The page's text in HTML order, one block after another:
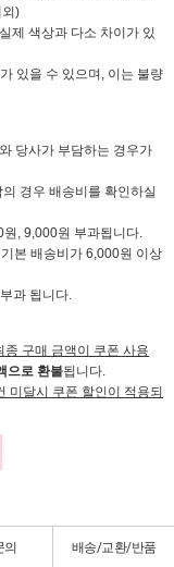
외)
제 색상과 다소 차이가 있
있을 수 있으며, 이는 불량
당사가 부담하는 경우가
경우 배송비를 확인하실
, 9,000원 부과됩니다.
본 배송비가 6,000원 이상
과 됩니다.
종 구매 금액이 쿠폰 사용
으로 환불됩니다.
미달시 쿠폰 할인이 적용되
의 배송/교환/반품